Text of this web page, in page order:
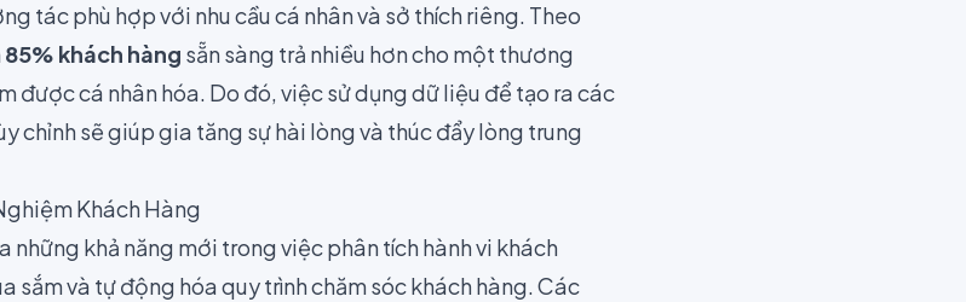
tác phù hợp với nhu cầu cá nhân và sở thích riêng. Theo
85% khách hàng sẵn sàng trả nhiều hơn cho một thương
được cá nhân hóa. Do đó, việc sử dụng dữ liệu để tạo ra các
chỉnh sẽ giúp gia tăng sự hài lòng và thúc đẩy lòng trung
Khách Hàng
những khả năng mới trong việc phân tích hành vi khách
sắm và tự động hóa quy trình chăm sóc khách hàng. Các